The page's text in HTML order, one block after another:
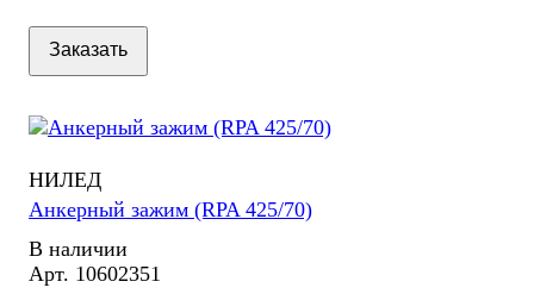
Заказать
НИЛЕД
Анкерный зажим (RPA 425/70)
В наличии
Арт. 10602351